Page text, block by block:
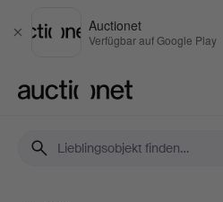
Schließen
Auctionet
Verfügbar auf Google Play